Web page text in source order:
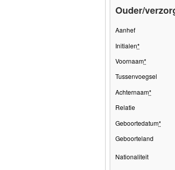
Ouder/
Aanhef
Initialen*
Voornaam*
Tussenvoegsel
Achternaam*
Relatie
Geboortedatum*
Geboorteland
Nationaliteit